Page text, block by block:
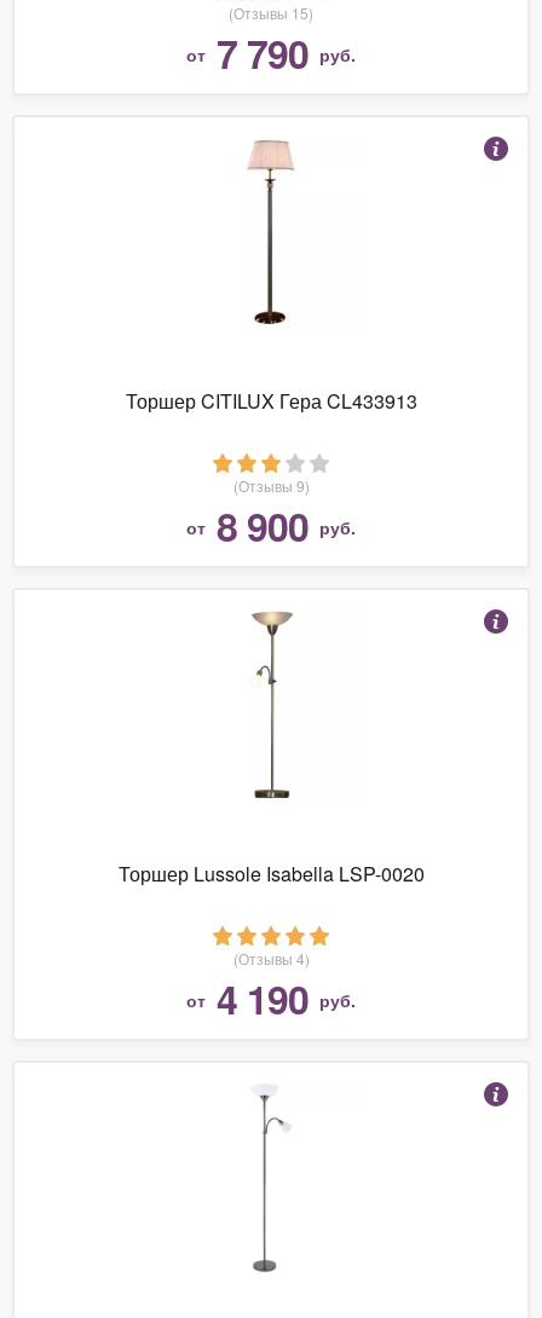
(Отзывы 15)
от 7 790 руб.
Торшер CITILUX Гера CL433913
(Отзывы 9)
от 8 900 руб.
Торшер Lussole Isabella LSP-0020
(Отзывы 4)
от 4 190 руб.